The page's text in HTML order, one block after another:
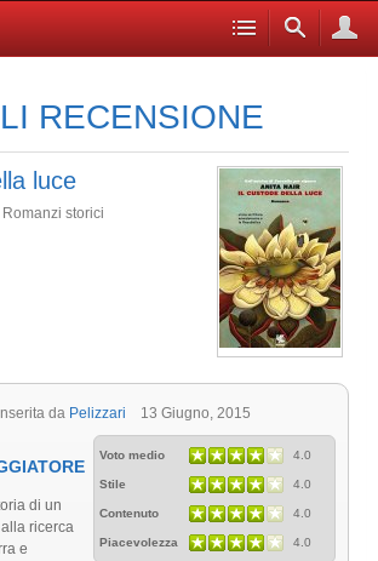
RECENSIONE
luce
storici
da Pelizzari 13 Giugno, 2015
Voto medio 4.0
Stile 4.0
Contenuto 4.0
Piacevolezza 4.0
di un
ricerca
e